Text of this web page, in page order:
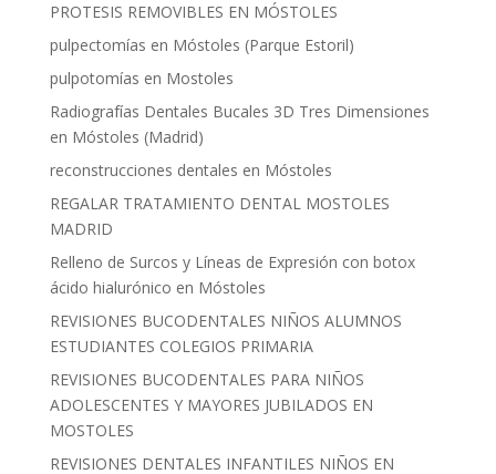
PROTESIS REMOVIBLES EN MÓSTOLES
pulpectomías en Móstoles (Parque Estoril)
pulpotomías en Mostoles
Radiografías Dentales Bucales 3D Tres Dimensiones
en Móstoles (Madrid)
reconstrucciones dentales en Móstoles
REGALAR TRATAMIENTO DENTAL MOSTOLES
MADRID
Relleno de Surcos y Líneas de Expresión con botox
ácido hialurónico en Móstoles
REVISIONES BUCODENTALES NIÑOS ALUMNOS
ESTUDIANTES COLEGIOS PRIMARIA
REVISIONES BUCODENTALES PARA NIÑOS
ADOLESCENTES Y MAYORES JUBILADOS EN
MOSTOLES
REVISIONES DENTALES INFANTILES NIÑOS EN